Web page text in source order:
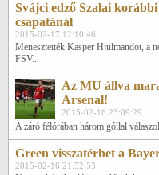
Svájci edző Szalai korábbi
csapatánál
2015-02-17 12:10:46
Menesztették Kasper Hjulmandot, a
FSV...
Az MU állva
Arsenal!
2015-02-16 23:09:29
A záró félórában három góllal
Green visszatérhet a
2015-02-16 21:52:53